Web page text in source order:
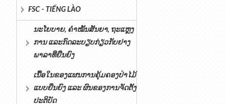
FSC - TIẾNG LÀO
ນະໂຍບາຍ, ຄໍາໝັ້ນສັນຍາ, ຖະແຫຼງ
ການ ແລະກົດລະບຽບກ່ຽວກັບຢາງ
ພາລາທີ່ຍືນຍົງ
ເນື້ອໃນຂອງແຜນການຄຸ້ມຄອງປ່າໄມ້
ແບບຍືນຍົງ ແລະ ຜົນຂອງການຈັດຕັ້ງ
ປະຕິບັດ